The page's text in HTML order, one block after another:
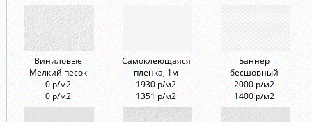
Виниловые
Мелкий песок
0 р/м2
0 р/м2
Самоклеющаяся
пленка, 1м
1930 р/м2
1351 р/м2
Баннер
бесшовный
2000 р/м2
1400 р/м2